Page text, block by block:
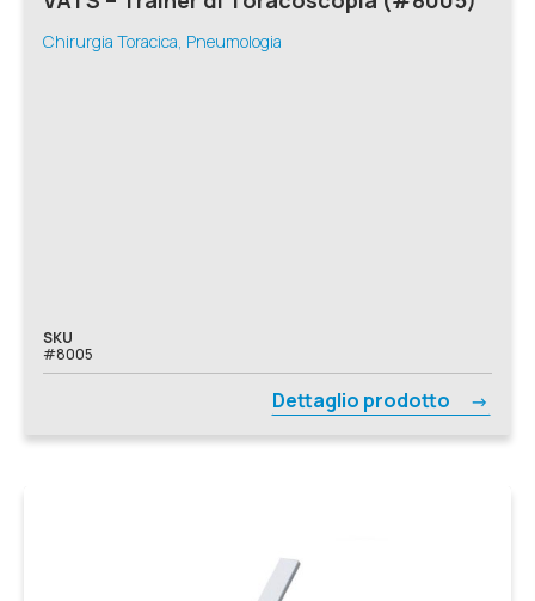
Chirurgia Toracica, Pneumologia
SKU
#8005
Dettaglio prodotto